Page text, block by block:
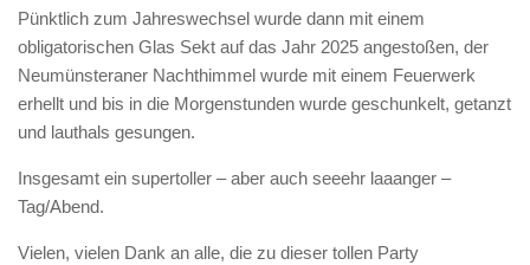
Pünktlich zum Jahreswechsel wurde dann mit einem
obligatorischen Glas Sekt auf das Jahr 2025 angestoßen, der
Neumünsteraner Nachthimmel wurde mit einem Feuerwerk
erhellt und bis in die Morgenstunden wurde geschunkelt, getanzt
und lauthals gesungen.
Insgesamt ein supertoller – aber auch seeehr laaanger –
Tag/Abend.
Vielen, vielen Dank an alle, die zu dieser tollen Party